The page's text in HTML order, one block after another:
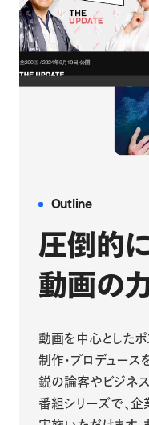
Outline
圧倒的
動画の
動画を中心とした
制作・プロデュース
鋭の論客やビジネ
番組シリーズで、企